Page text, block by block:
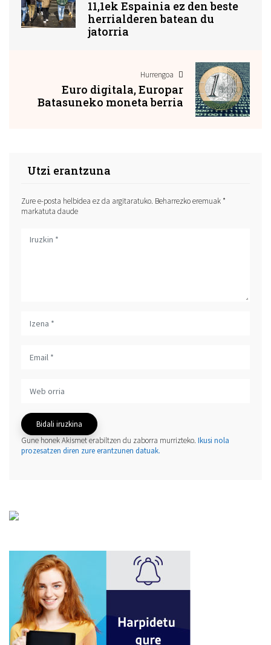
11,1ek Espainia ez den beste
herrialderen batean du
jatorria
Hurrengoa
Euro digitala, Europar
Batasuneko moneta berria
Utzi erantzuna
Zure e-posta helbidea ez da argitaratuko. Beharrezko eremuak *
markatuta daude
Gune honek Akismet erabiltzen du zaborra murrizteko. Ikusi nola
prozesatzen diren zure erantzunen datuak.